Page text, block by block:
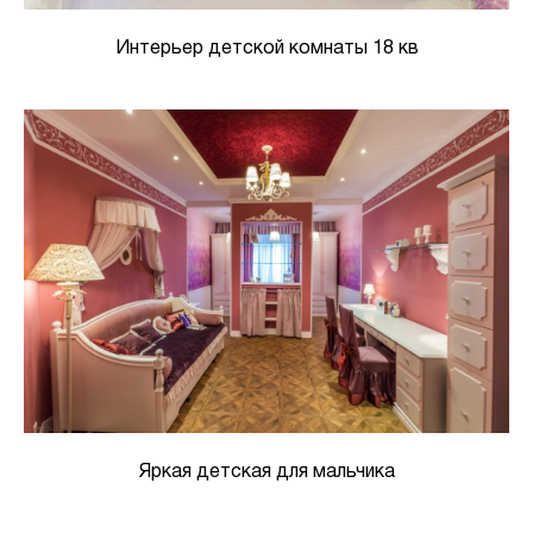
Интерьер детской комнаты 18 кв
Яркая детская для мальчика